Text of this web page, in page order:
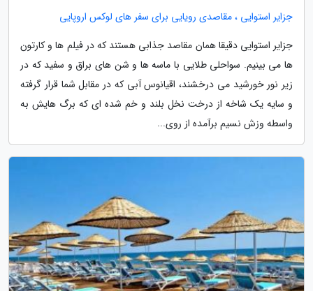
جزایر استوایی ، مقاصدی رویایی برای سفر های لوکس اروپایی
جزایر استوایی دقیقا همان مقاصد جذابی هستند که در فیلم ها و کارتون
ها می بینیم. سواحلی طلایی با ماسه ها و شن های براق و سفید که در
زیر نور خورشید می درخشند، اقیانوس آبی که در مقابل شما قرار گرفته
و سایه یک شاخه از درخت نخل بلند و خم شده ای که برگ هایش به
واسطه وزش نسیم برآمده از روی...